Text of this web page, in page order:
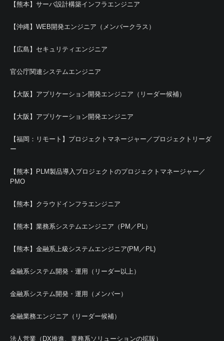
【熊本】サーバ設計構築インフラエンジニア
【沖縄】WEB開発エンジニア（メンバークラス）
【広島】セキュリティエンジニア
官公庁関連システムエンジニア
【大阪】アプリケーション開発エンジニア（リーダー候補）
【大阪】アプリケーション開発エンジニア
【福岡：リモート】プロジェクトマネージャー／プロジェクトリーダ
ー
【熊本】PLM製品導入プロジェクトのプロジェクトマネージャー／
PMO
【熊本】クラウドインフラエンジニア
【熊本】業務系システムエンジニア（PM／PL）
【熊本】金融系上級システムエンジニア(PM／PL)
金融系システム開発・運用（リーダー以上）
金融系システム開発・運用（メンバー）
金融業務エンジニア（リーダー候補）
法人営業（DX推進、業務系ソリューションの拡販）